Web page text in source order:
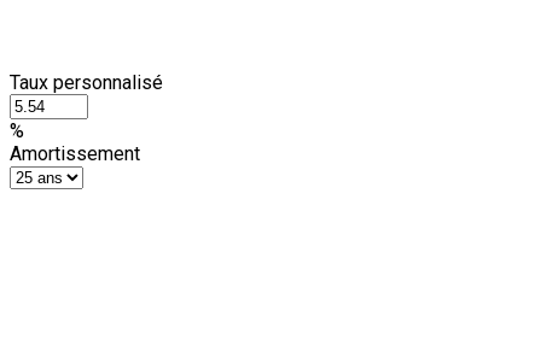
Taux personnalisé
%
Amortissement